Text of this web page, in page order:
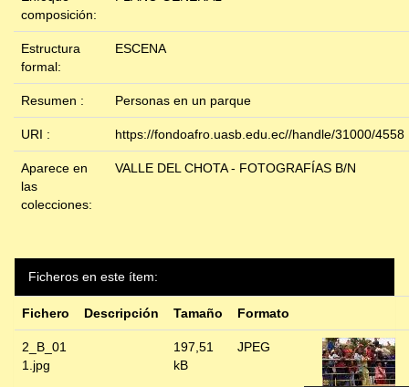
composición:
Estructura
formal:
ESCENA
Resumen : Personas en un parque
URI : https://fondoafro.uasb.edu.ec//handle/31000/4558
Aparece en
las
colecciones:
VALLE DEL CHOTA - FOTOGRAFÍAS B/N
Ficheros en este ítem:
Fichero Descripción Tamaño Formato
2_B_01
1.jpg
197,51
kB
JPEG